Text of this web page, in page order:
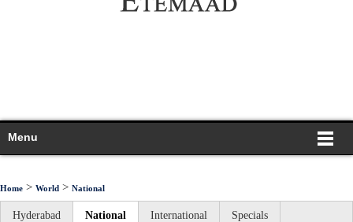
Menu
Home > World > National
Hyderabad National International Specials